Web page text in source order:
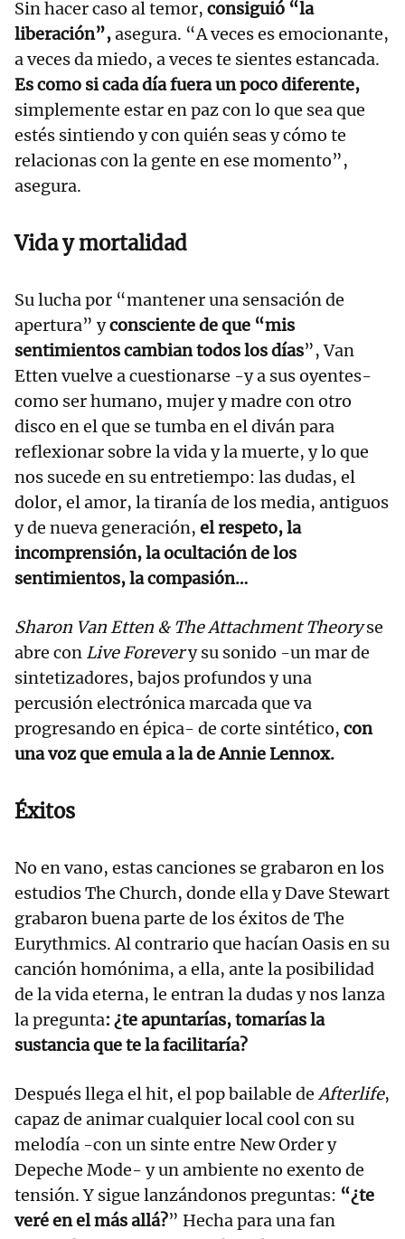
Sin hacer caso al temor, consiguió “la
liberación”,asegura. “A veces es emocionante,
a veces da miedo, a veces te sientes estancada.
Es como si cada día fuera un poco diferente,
simplemente estar en paz con lo que sea que
estés sintiendo y con quién seas y cómo te
relacionas con la gente en ese momento”,
asegura.
Vida y mortalidad
Su lucha por “mantener una sensación de
apertura” yconsciente de que “mis
sentimientos cambian todos los días”, Van
Etten vuelve a cuestionarse -y a sus oyentes-
como ser humano, mujer y madre con otro
disco en el que se tumba en el diván para
reflexionar sobre la vida y la muerte, y lo que
nos sucede en su entretiempo: las dudas, el
dolor, el amor, la tiranía de los media, antiguos
y de nueva generación, el respeto, la
incomprensión, la ocultación de los
sentimientos, la compasión…
Sharon Van Etten & The Attachment Theoryse
abre con Live Forevery su sonido -un mar de
sintetizadores, bajos profundos y una
percusión electrónica marcada que va
progresando en épica- de corte sintético, con
una voz que emula a la de Annie Lennox.
Éxitos
No en vano, estas canciones se grabaron en los
estudios The Church, donde ella y Dave Stewart
grabaron buena parte de los éxitos de The
Eurythmics. Al contrario que hacían Oasis en su
canción homónima, a ella, ante la posibilidad
de la vida eterna, le entran la dudas y nos lanza
la pregunta: ¿te apuntarías, tomarías la
sustancia que te la facilitaría?
Después llega el hit, el pop bailable deAfterlife,
capaz de animar cualquier local cool con su
melodía -con un sinte entre New Order y
Depeche Mode- y un ambiente no exento de
tensión. Y sigue lanzándonos preguntas: “¿te
veré en el más allá?” Hecha para una fan